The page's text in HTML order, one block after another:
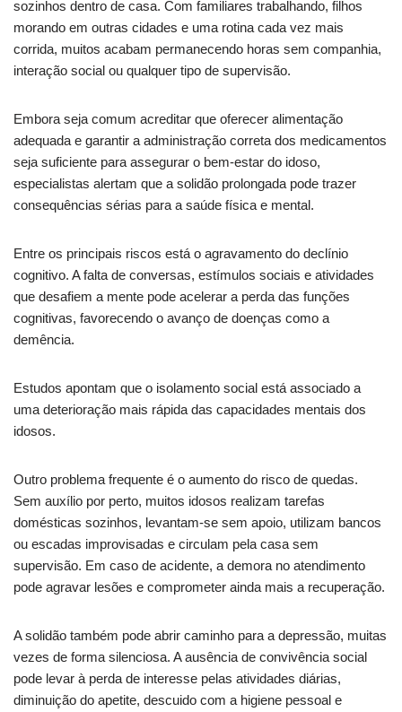
sozinhos dentro de casa. Com familiares trabalhando, filhos
morando em outras cidades e uma rotina cada vez mais
corrida, muitos acabam permanecendo horas sem companhia,
interação social ou qualquer tipo de supervisão.
Embora seja comum acreditar que oferecer alimentação
adequada e garantir a administração correta dos medicamentos
seja suficiente para assegurar o bem-estar do idoso,
especialistas alertam que a solidão prolongada pode trazer
consequências sérias para a saúde física e mental.
Entre os principais riscos está o agravamento do declínio
cognitivo. A falta de conversas, estímulos sociais e atividades
que desafiem a mente pode acelerar a perda das funções
cognitivas, favorecendo o avanço de doenças como a
demência.
Estudos apontam que o isolamento social está associado a
uma deterioração mais rápida das capacidades mentais dos
idosos.
Outro problema frequente é o aumento do risco de quedas.
Sem auxílio por perto, muitos idosos realizam tarefas
domésticas sozinhos, levantam-se sem apoio, utilizam bancos
ou escadas improvisadas e circulam pela casa sem
supervisão. Em caso de acidente, a demora no atendimento
pode agravar lesões e comprometer ainda mais a recuperação.
A solidão também pode abrir caminho para a depressão, muitas
vezes de forma silenciosa. A ausência de convivência social
pode levar à perda de interesse pelas atividades diárias,
diminuição do apetite, descuido com a higiene pessoal e